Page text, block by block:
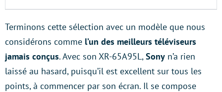
Terminons cette sélection avec un modèle que nous
considérons comme l’un des meilleurs téléviseurs
jamais conçus. Avec son XR-65A95L,Sony n’a rien
laissé au hasard, puisqu’il est excellent sur tous les
points, à commencer par son écran. Il se compose